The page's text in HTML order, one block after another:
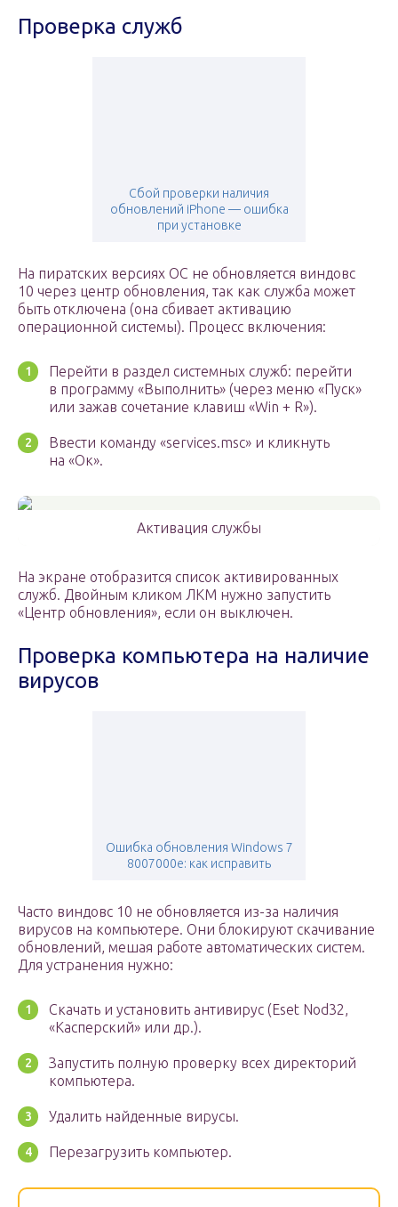
Проверка служб
Сбой проверки наличия
обновлений iPhone — ошибка
при установке
На пиратских версиях ОС не обновляется виндовс
10 через центр обновления, так как служба может
быть отключена (она сбивает активацию
операционной системы). Процесс включения:
Перейти в раздел системных служб: перейти
в программу «Выполнить» (через меню «Пуск»
или зажав сочетание клавиш «Win + R»).
Ввести команду «services.msc» и кликнуть
на «Ок».
Активация службы
На экране отобразится список активированных
служб. Двойным кликом ЛКМ нужно запустить
«Центр обновления», если он выключен.
Проверка компьютера на наличие
вирусов
Ошибка обновления Windows 7
8007000e: как исправить
Часто виндовс 10 не обновляется из-за наличия
вирусов на компьютере. Они блокируют скачивание
обновлений, мешая работе автоматических систем.
Для устранения нужно:
Скачать и установить антивирус (Eset Nod32,
«Касперский» или др.).
Запустить полную проверку всех директорий
компьютера.
Удалить найденные вирусы.
Перезагрузить компьютер.